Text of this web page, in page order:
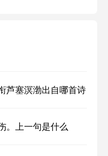
芦塞溟渤出自哪首诗
。上一句是什么